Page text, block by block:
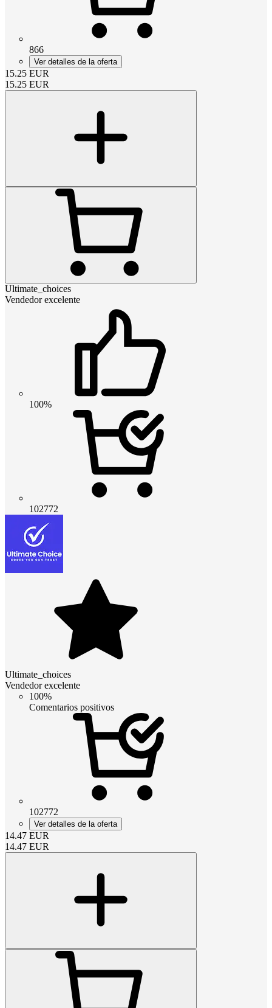
866
Ver detalles de la oferta
15.25 EUR
15.25 EUR
Ultimate_choices
Vendedor excelente
100%
102772
Ultimate_choices
Vendedor excelente
100%
Comentarios positivos
102772
Ver detalles de la oferta
14.47 EUR
14.47 EUR